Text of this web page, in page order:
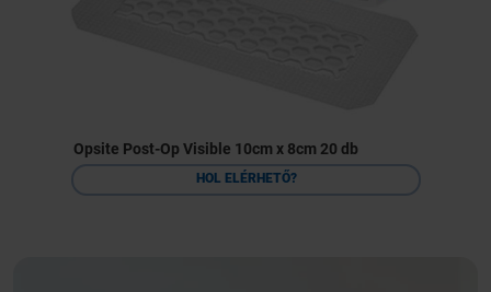
Opsite Post-Op Visible 10cm x 8cm 20 db
HOL ELÉRHETŐ?